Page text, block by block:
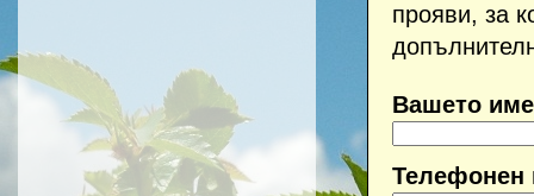
прояви, за
Вашето име
Телефонен